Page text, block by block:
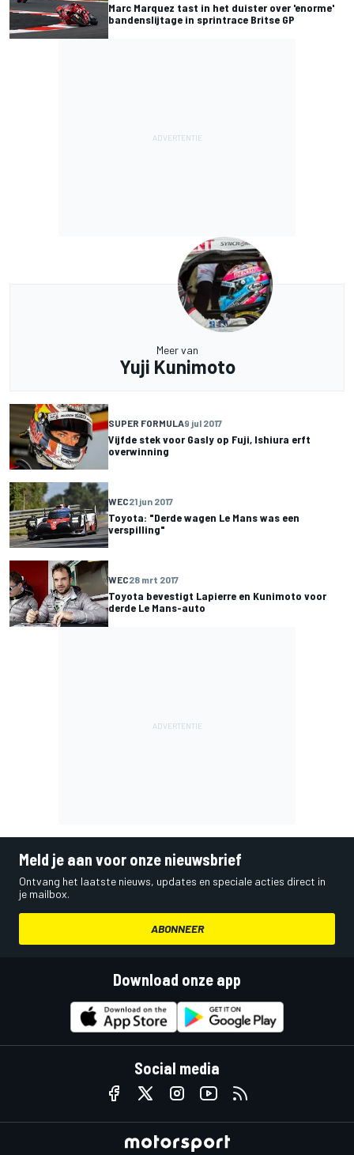
Marc Marquez tast in het duister over 'enorme'
bandenslijtage in sprintrace Britse GP
Meer van
Yuji Kunimoto
SUPER FORMULA9 jul 2017
Vijfde stek voor Gasly op Fuji, Ishiura erft
overwinning
WEC21 jun 2017
Toyota: "Derde wagen Le Mans was een
verspilling"
WEC28 mrt 2017
Toyota bevestigt Lapierre en Kunimoto voor
derde Le Mans-auto
Meld je aan voor onze nieuwsbrief
Ontvang het laatste nieuws, updates en speciale acties direct in
je mailbox.
ABONNEER
Download onze app
Social media